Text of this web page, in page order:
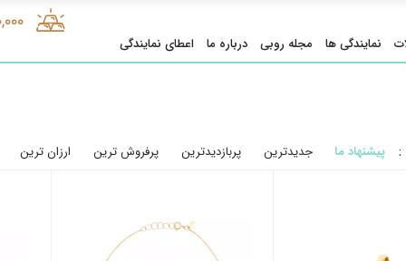
نمایندگی ها مجله روبی درباره ما اعطای نمایندگی
: پیشنهاد ما جدیدترین پربازدیدترین پرفروش ترین ارزان ترین